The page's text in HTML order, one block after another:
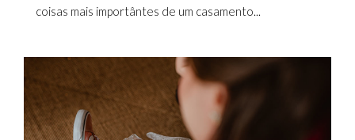
coisas mais importântes de um casamento...